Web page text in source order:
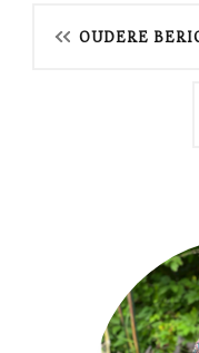
OUDERE